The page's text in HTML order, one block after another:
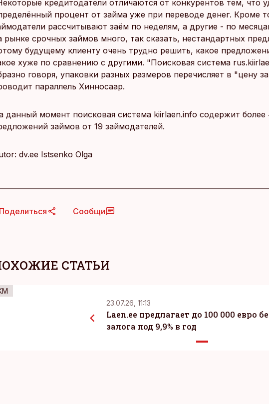
кредитодатели отличаются от конкурентов тем, что
процент от займа уже при переводе денег. Кроме
рассчитывают заём по неделям, а другие - по
рынке срочных займов много, так сказать, нестандартных
будущему клиенту очень трудно решить, какое
хуже по сравнению с другими. "Поисковая система
говоря, упаковки разных размеров перечисляет в "цену
параллель Хинносаар.
данный момент поисковая система kiirlaen.info содержит более
займов от 19 займодателей.
dv.ee Istsenko Olga
Поделиться Сообщи
СТАТЬИ
23.07.26, 11:13
Laen.ee предлагает до 100 000 евро
залога под 9,9% в год